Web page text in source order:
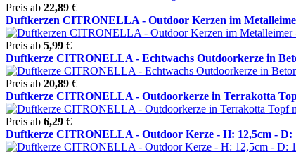
Preis ab 22,89 €
Duftkerzen CITRONELLA - Outdoor Kerzen im
Preis ab 5,99 €
Duftkerze CITRONELLA - Echtwachs Outdoorkerze in
Preis ab 20,89 €
Duftkerze CITRONELLA - Outdoorkerze in Terrakotta
Preis ab 6,29 €
Duftkerze CITRONELLA - Outdoor Kerze - H: 12,5cm - D: